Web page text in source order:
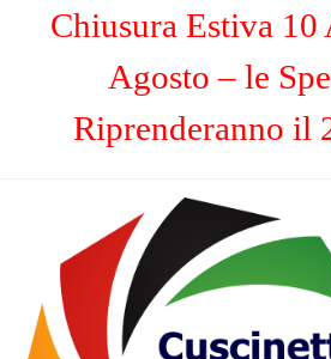
Chiusura Estiva 10
Agosto – le
Riprenderanno il